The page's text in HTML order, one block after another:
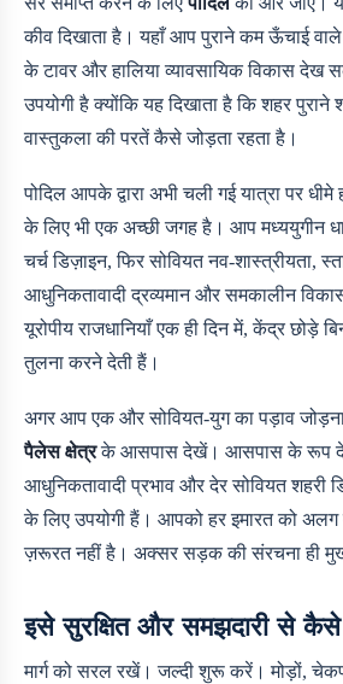
कीव दिखाता है। यहाँ आप पुराने कम ऊँचाई
के टावर और हालिया व्यावसायिक विकास देख
उपयोगी है क्योंकि यह दिखाता है कि शहर
वास्तुकला की परतें कैसे जोड़ता रहता है।
पोदिल आपके द्वारा अभी चली गई यात्रा पर
के लिए भी एक अच्छी जगह है। आप मध्ययुगीन
चर्च डिज़ाइन, फिर सोवियत नव-शास्त्रीयता,
आधुनिकतावादी द्रव्यमान और समकालीन
यूरोपीय राजधानियाँ एक ही दिन में, केंद्र छोड़े
तुलना करने देती हैं।
अगर आप एक और सोवियत-युग का पड़ाव
पैलेस क्षेत्रके आसपास देखें। आसपास के रूप
आधुनिकतावादी प्रभाव और देर सोवियत शहरी
के लिए उपयोगी हैं। आपको हर इमारत को अलग
ज़रूरत नहीं है। अक्सर सड़क की संरचना ही
इसे सुरक्षित और समझदारी से
मार्ग को सरल रखें। जल्दी शुरू करें। मोड़ों,